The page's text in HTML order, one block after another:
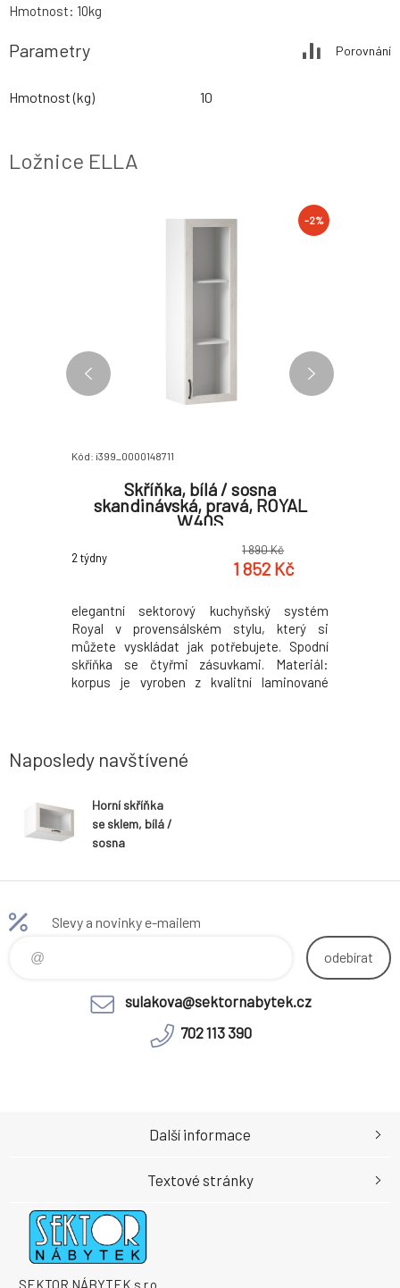
Hmotnost: 10kg
Parametry Porovnání
Hmotnost (kg) 10
Ložnice ELLA
-2%
Kód: i399_0000148711
Skříňka, bílá / sosna
skandinávská, pravá, ROYAL
W40S
2 týdny
1 890 Kč
1 852 Kč
elegantní sektorový kuchyňský systém
Royal v provensálském stylu, který si
můžete vyskládat jak potřebujete. Spodní
skříňka se čtyřmi zásuvkami. Materiál:
korpus je vyroben z kvalitní laminované
divokým. Korpus je bílé barvy a pře
Naposledy navštívené
Horní skříňka
se sklem, bílá /
sosna
ROYAL G60KSN
Slevy a novinky e-mailem
odebírat
sulakova@sektornabytek.cz
702 113 390
SEKTOR NÁBYTEK s.r.o.
Další informace
Textové stránky